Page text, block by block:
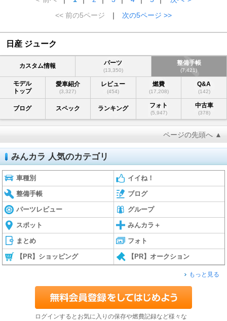
<< 前の5ページ
｜ 次の5ページ >>
日産 ジューク
カスタム情報 パーツ
(13,350)
整備手帳
(7,421)
モデル
トップ
愛車紹介
(3,327)
レビュー
(454)
燃費
(17,208)
Q&A
(142)
ブログ スペック ランキング フォト
(5,947)
中古車
(378)
ページの先頭へ ▲
みんカラ 人気のカテゴリ
車種別 イイね！
整備手帳 ブログ
パーツレビュー グループ
スポット みんカラ＋
まとめ フォト
【PR】ショッピング 【PR】オークション
もっと見る
ログインするとお気に入りの保存や燃費記録など様々な